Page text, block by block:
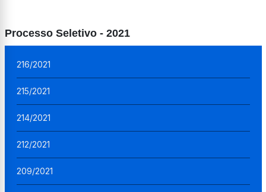
Processo Seletivo - 2021
216/2021
215/2021
214/2021
212/2021
209/2021